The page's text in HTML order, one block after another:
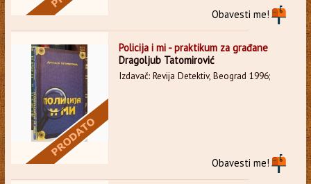
Obavesti me!
Policija i mi - praktikum za građane
Dragoljub Tatomirović
Izdavač: Revija Detektiv, Beograd 1996;
Obavesti me!